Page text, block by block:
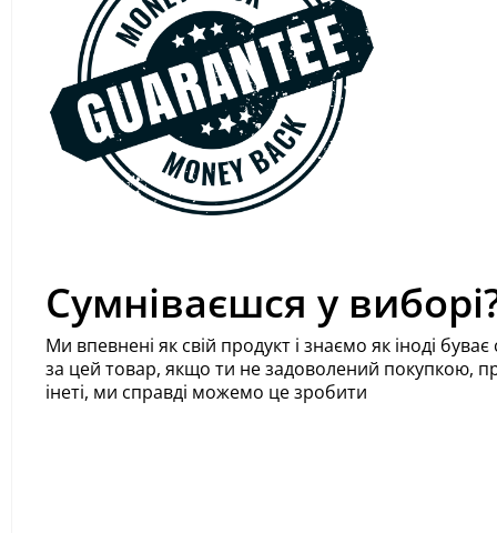
Сумніваєшся у
Ми впевнені як свій продукт і знаємо як іноді
за цей товар, якщо ти не задоволений покупкою,
інеті, ми справді можемо це зробити